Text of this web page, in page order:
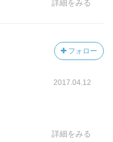
詳細をみる
フォロー
2017.04.12
詳細をみる